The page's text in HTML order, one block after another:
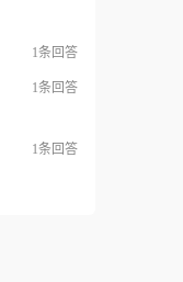
1条回答
1条回答
1条回答